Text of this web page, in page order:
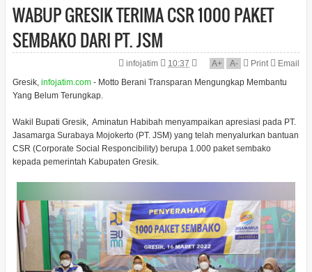
WABUP GRESIK TERIMA CSR 1000 PAKET
SEMBAKO DARI PT. JSM
infojatim 10:37 A+ A- Print
Email
Gresik, infojatim.com- Motto Berani Transparan Mengungkap Membantu
Yang Belum Terungkap.
Wakil Bupati Gresik, Aminatun Habibah menyampaikan apresiasi pada PT.
Jasamarga Surabaya Mojokerto (PT. JSM) yang telah menyalurkan bantuan
CSR (Corporate Social Responcibility) berupa 1.000 paket sembako
kepada pemerintah Kabupaten Gresik.